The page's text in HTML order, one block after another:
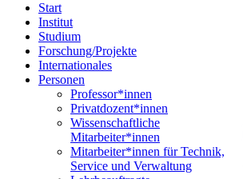
Start
Institut
Studium
Forschung/Projekte
Internationales
Personen
Professor*innen
Privatdozent*innen
Wissenschaftliche
Mitarbeiter*innen
Mitarbeiter*innen für Technik,
Service und Verwaltung